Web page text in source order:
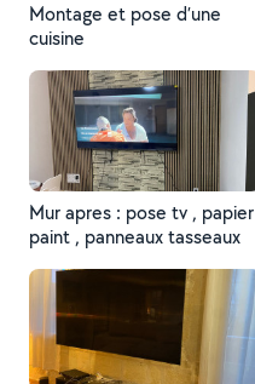
Montage et pose d’une
cuisine
Mur apres : pose tv , papier
paint , panneaux tasseaux